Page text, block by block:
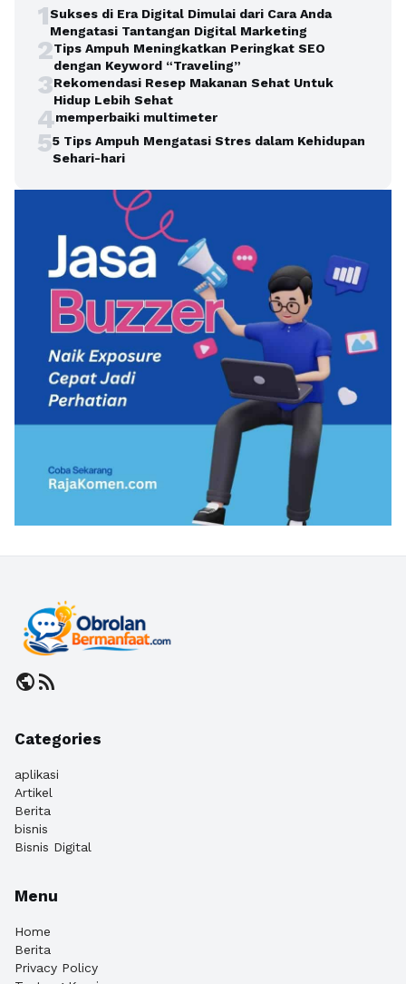
1Sukses di Era Digital Dimulai dari Cara Anda
Mengatasi Tantangan Digital Marketing
2Tips Ampuh Meningkatkan Peringkat SEO
dengan Keyword “Traveling”
3Rekomendasi Resep Makanan Sehat Untuk
Hidup Lebih Sehat
4memperbaiki multimeter
55 Tips Ampuh Mengatasi Stres dalam Kehidupan
Sehari-hari
publicrss_feed
Categories
aplikasi
Artikel
Berita
bisnis
Bisnis Digital
Menu
Home
Berita
Privacy Policy